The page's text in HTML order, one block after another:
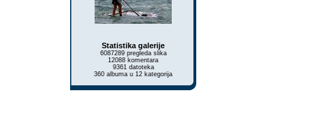
Statistika galerije
6087289 pregleda slika
12088 komentara
9361 datoteka
360 albuma u 12 kategorija